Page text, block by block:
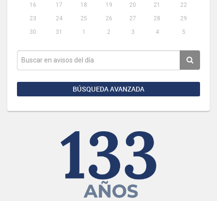
16
17 18 19 20 21
22
23
24 25 26 27 28
29
30
31 1 2 3 4 5
BÚSQUEDA AVANZADA